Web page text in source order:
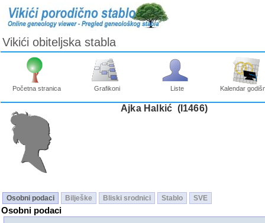
Vikići obiteljska stabla
Početna stranica Grafikoni Liste Kalendar
Ajka Halkić ‎(I1466)‎
Osobni podaci Bilješke Bliski srodnici Stablo SVE
Osobni podaci